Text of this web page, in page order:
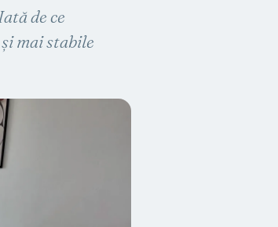
de ce
mai stabile